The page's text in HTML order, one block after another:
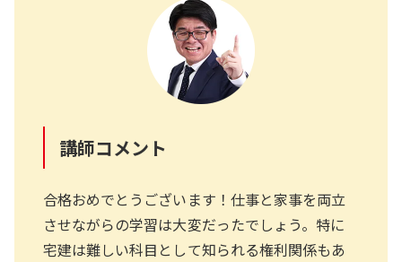
講師コメント
合格おめでとうございます！仕事と家事を両立
させながらの学習は大変だったでしょう。特に
宅建は難しい科目として知られる権利関係もあ